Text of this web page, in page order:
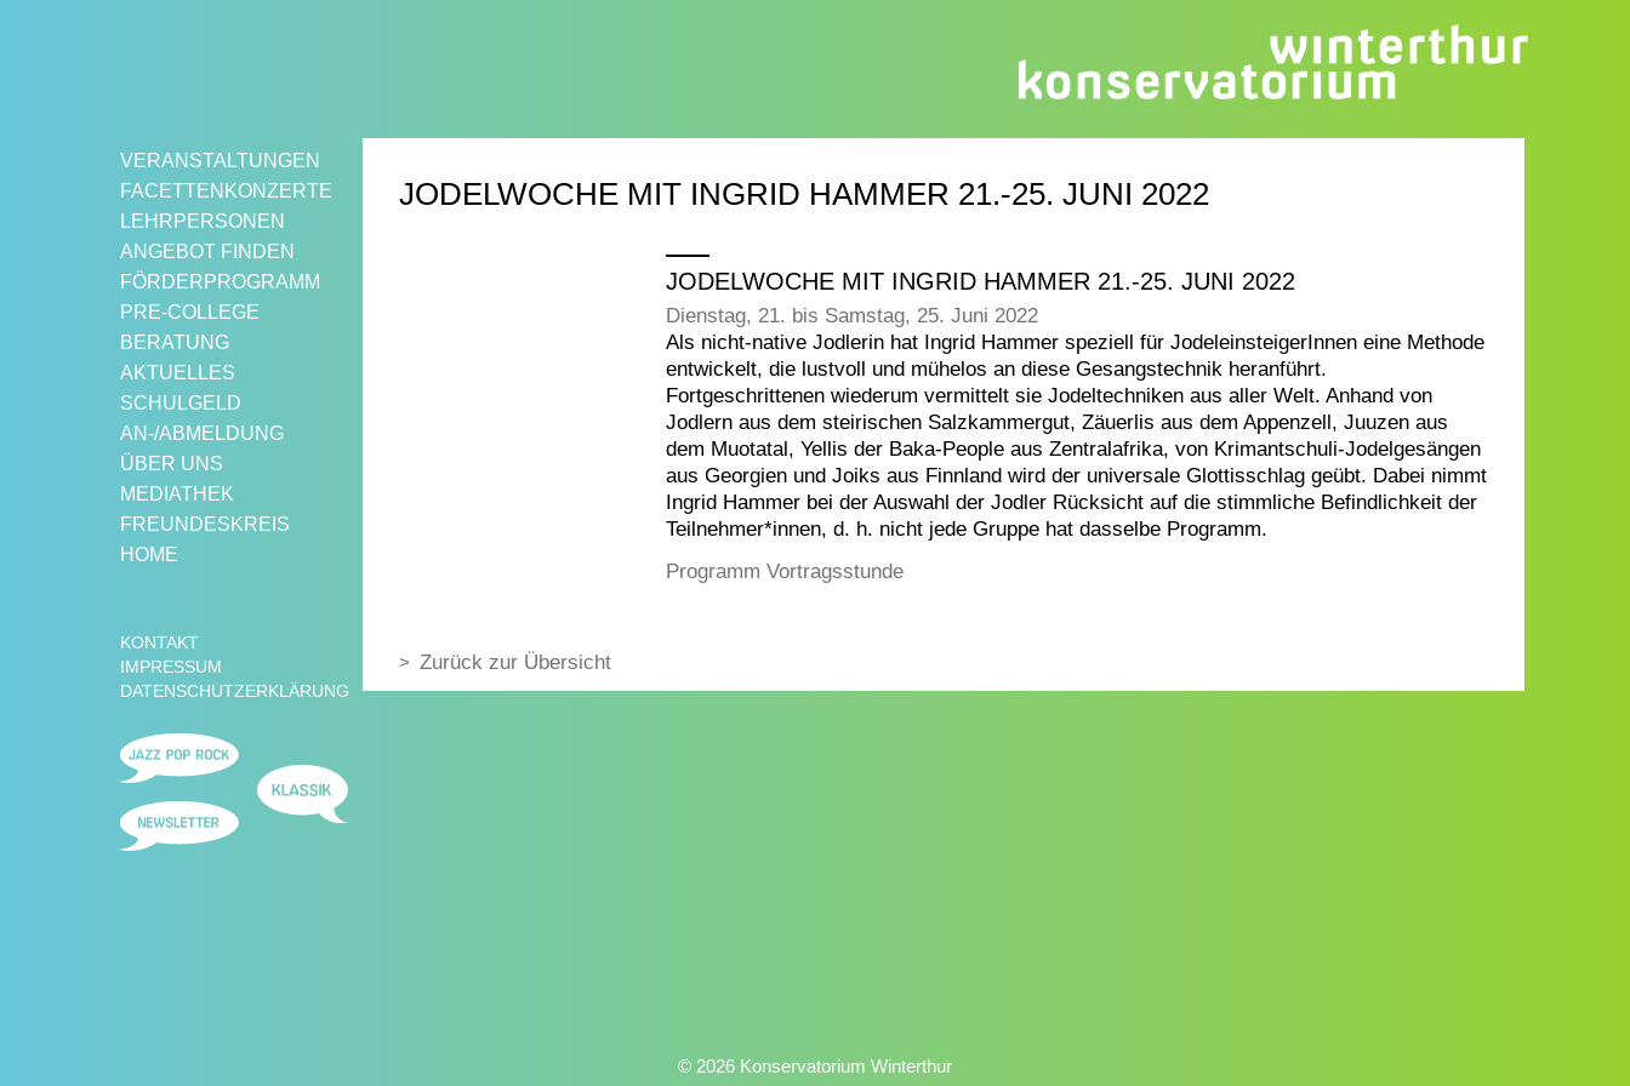
JODELWOCHE MIT INGRID HAMMER 21.-25. JUNI 2022
JODELWOCHE MIT INGRID HAMMER 21.-25. JUNI 2022
Dienstag, 21. bis Samstag, 25. Juni 2022
Als nicht-native Jodlerin hat Ingrid Hammer speziell für JodeleinsteigerInnen eine Methode
entwickelt, die lustvoll und mühelos an diese Gesangstechnik heranführt.
Fortgeschrittenen wiederum vermittelt sie Jodeltechniken aus aller Welt. Anhand von
Jodlern aus dem steirischen Salzkammergut, Zäuerlis aus dem Appenzell, Juuzen aus
dem Muotatal, Yellis der Baka-People aus Zentralafrika, von Krimantschuli-Jodelgesängen
aus Georgien und Joiks aus Finnland wird der universale Glottisschlag geübt. Dabei nimmt
Ingrid Hammer bei der Auswahl der Jodler Rücksicht auf die stimmliche Befindlichkeit der
Teilnehmer*innen, d. h. nicht jede Gruppe hat dasselbe Programm.
Programm Vortragsstunde
Zurück zur Übersicht
VERANSTALTUNGEN
FACETTENKONZERTE
LEHRPERSONEN
ANGEBOT FINDEN
FÖRDERPROGRAMM
PRE-COLLEGE
BERATUNG
AKTUELLES
SCHULGELD
AN-/ABMELDUNG
ÜBER UNS
MEDIATHEK
FREUNDESKREIS
HOME
KONTAKT
IMPRESSUM
DATENSCHUTZERKLÄRUNG
© 2026 Konservatorium Winterthur